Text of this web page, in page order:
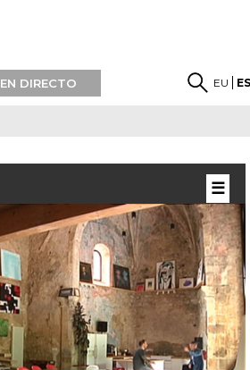
EN DIRECTO EU
☰